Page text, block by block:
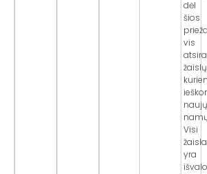
dėl
šios
vis
naujų
Visi
yra